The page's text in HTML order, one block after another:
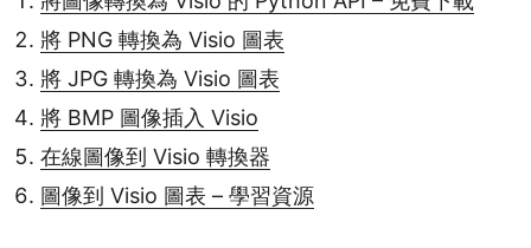
將 PNG 轉換為 Visio 圖表
將 JPG 轉換為 Visio 圖表
將 BMP 圖像插入 Visio
在線圖像到 Visio 轉換器
圖像到 Visio 圖表 – 學習資源